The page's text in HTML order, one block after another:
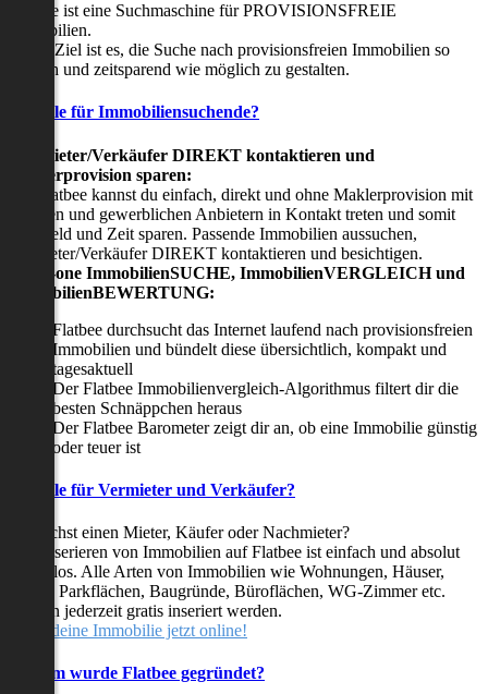
Flatbee ist eine Suchmaschine für PROVISIONSFREIE
Immobilien.
Unser Ziel ist es, die Suche nach provisionsfreien Immobilien so
einfach und zeitsparend wie möglich zu gestalten.
Vorteile für Immobiliensuchende?
Viermieter/Verkäufer DIREKT kontaktieren und
Maklerprovision sparen:
Mit Flatbee kannst du einfach, direkt und ohne Maklerprovision mit
privaten und gewerblichen Anbietern in Kontakt treten und somit
viel Geld und Zeit sparen. Passende Immobilien aussuchen,
Vermieter/Verkäufer DIREKT kontaktieren und besichtigen.
All-in-one ImmobilienSUCHE, ImmobilienVERGLEICH und
ImmobilienBEWERTUNG:
Flatbee durchsucht das Internet laufend nach provisionsfreien
Immobilien und bündelt diese übersichtlich, kompakt und
tagesaktuell
Der Flatbee Immobilienvergleich-Algorithmus filtert dir die
besten Schnäppchen heraus
Der Flatbee Barometer zeigt dir an, ob eine Immobilie günstig
oder teuer ist
Vorteile für Vermieter und Verkäufer?
Du suchst einen Mieter, Käufer oder Nachmieter?
Das Inserieren von Immobilien auf Flatbee ist einfach und absolut
kostenlos. Alle Arten von Immobilien wie Wohnungen, Häuser,
Villen, Parkflächen, Baugründe, Büroflächen, WG-Zimmer etc.
können jederzeit gratis inseriert werden.
Stelle deine Immobilie jetzt online!
Warum wurde Flatbee gegründet?